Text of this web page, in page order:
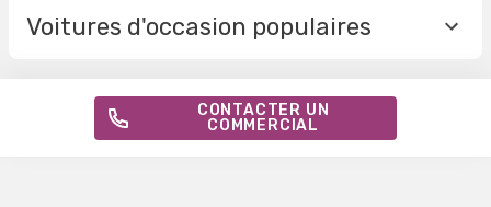
Voitures d'occasion populaires
CONTACTER UN
COMMERCIAL